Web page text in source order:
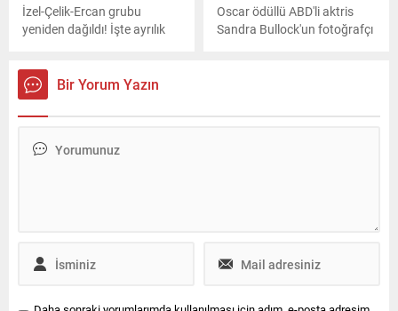
İzel-Çelik-Ercan grubu
yeniden dağıldı! İşte ayrılık
Oscar ödüllü ABD'li aktris
Sandra Bullock'un fotoğrafçı
Oyuncunun, Randall'ın
Bir Yorum Yazın